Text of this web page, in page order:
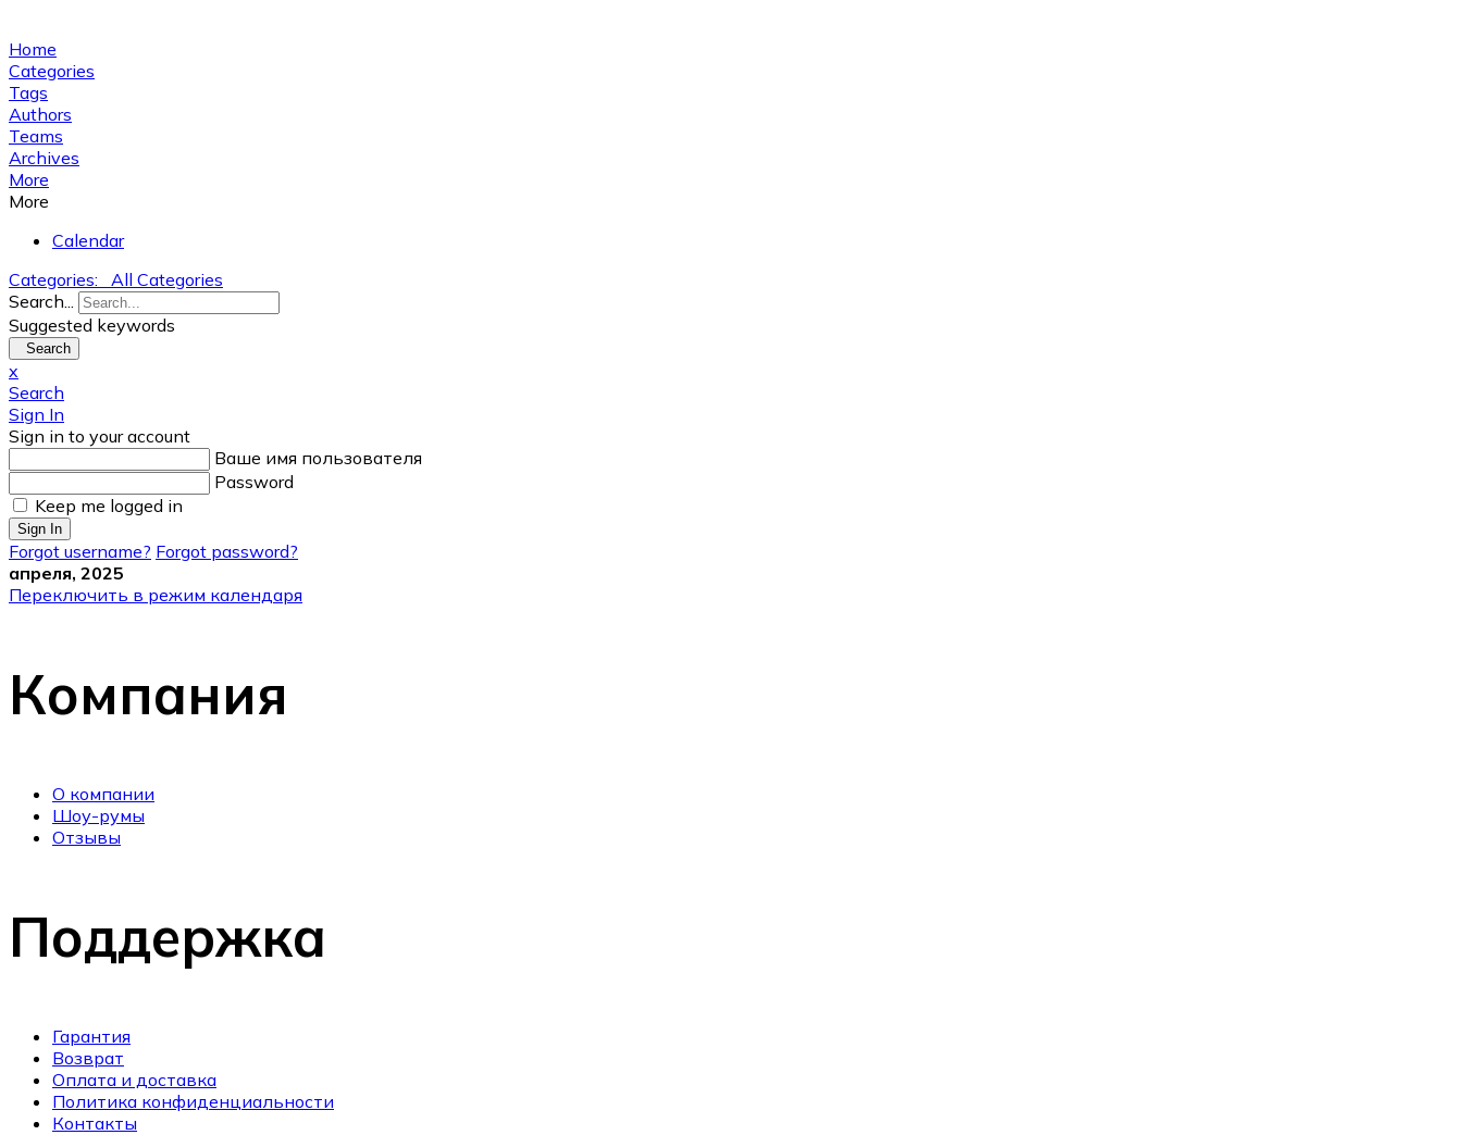
Home
Categories
Tags
Authors
Teams
Archives
More
More
Calendar
Categories:
All Categories
Search...
Suggested keywords
Search
x
Search
Sign In
Sign in to your account
Ваше имя пользователя
Password
Keep me logged in
Sign In
Forgot username? Forgot password?
апреля, 2025
Переключить в режим календаря
Компания
О компании
Шоу-румы
Отзывы
Поддержка
Гарантия
Возврат
Оплата и доставка
Политика конфиденциальности
Контакты